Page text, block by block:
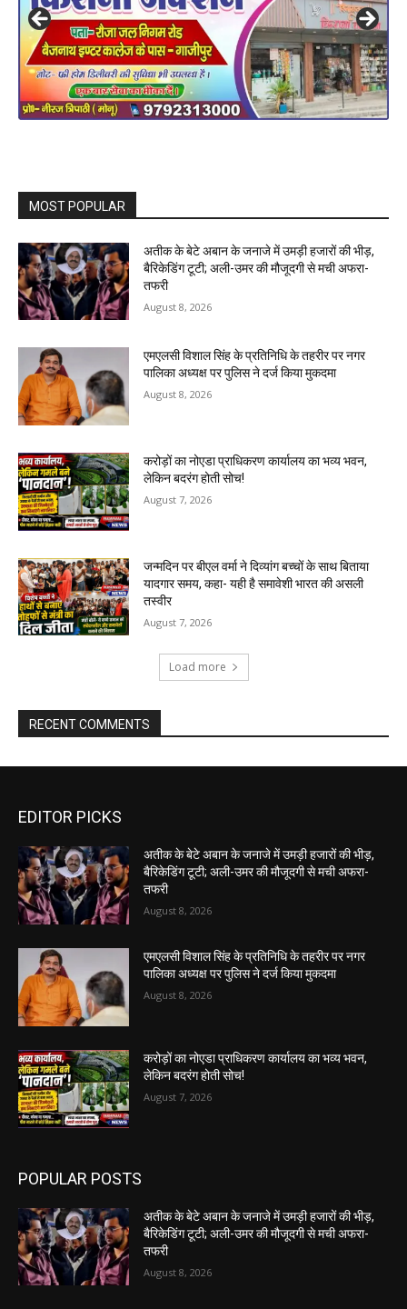
MOST POPULAR
अतीक के बेटे अबान के जनाजे में उमड़ी हजारों की भीड़,
बैरिकेडिंग टूटी; अली-उमर की मौजूदगी से मची अफरा-
तफरी
August 8, 2026
एमएलसी विशाल सिंह के प्रतिनिधि के तहरीर पर नगर
पालिका अध्यक्ष पर पुलिस ने दर्ज किया मुकदमा
August 8, 2026
करोड़ों का नोएडा प्राधिकरण कार्यालय का भव्य भवन,
लेकिन बदरंग होती सोच!
August 7, 2026
जन्मदिन पर बीएल वर्मा ने दिव्यांग बच्चों के साथ बिताया
यादगार समय, कहा- यही है समावेशी भारत की असली
तस्वीर
August 7, 2026
Load more
RECENT COMMENTS
EDITOR PICKS
अतीक के बेटे अबान के जनाजे में उमड़ी हजारों की भीड़,
बैरिकेडिंग टूटी; अली-उमर की मौजूदगी से मची अफरा-
तफरी
August 8, 2026
एमएलसी विशाल सिंह के प्रतिनिधि के तहरीर पर नगर
पालिका अध्यक्ष पर पुलिस ने दर्ज किया मुकदमा
August 8, 2026
करोड़ों का नोएडा प्राधिकरण कार्यालय का भव्य भवन,
लेकिन बदरंग होती सोच!
August 7, 2026
POPULAR POSTS
अतीक के बेटे अबान के जनाजे में उमड़ी हजारों की भीड़,
बैरिकेडिंग टूटी; अली-उमर की मौजूदगी से मची अफरा-
तफरी
August 8, 2026